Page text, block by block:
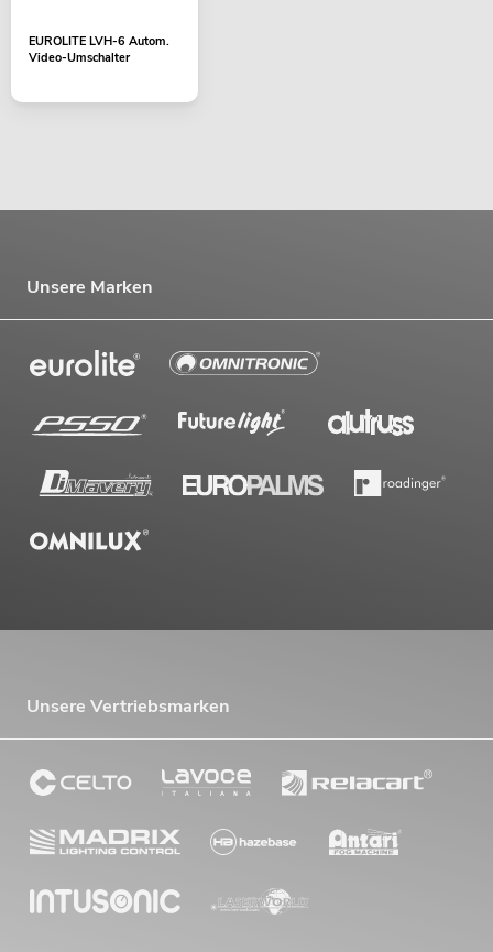
EUROLITE LVH-6 Autom.
Video-Umschalter
Unsere Marken
Unsere Vertriebsmarken